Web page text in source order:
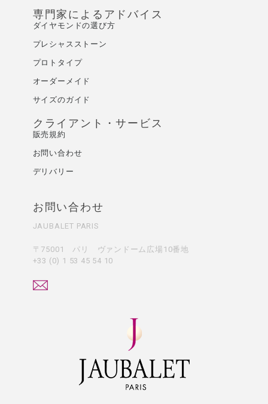
専門家によるアドバイス
ダイヤモンドの選び方
プレシャスストーン
プロトタイプ
オーダーメイド
サイズのガイド
クライアント・サービス
販売規約
お問い合わせ
デリバリー
お問い合わせ
JAUBALET PARIS
〒75001 パリ ヴァンドーム広場10番地
+33 (0) 1 53 45 54 10